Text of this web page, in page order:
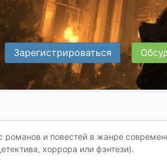
Зарегистрироваться
романов и повестей в жанре
хоррора или фэнтези).